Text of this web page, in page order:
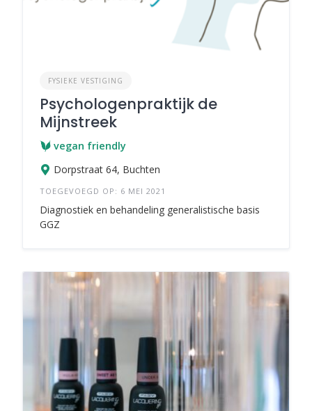
FYSIEKE VESTIGING
Psychologenpraktijk de
Mijnstreek
vegan friendly
Dorpstraat 64, Buchten
TOEGEVOEGD OP: 6 MEI 2021
Diagnostiek en behandeling generalistische basis
GGZ